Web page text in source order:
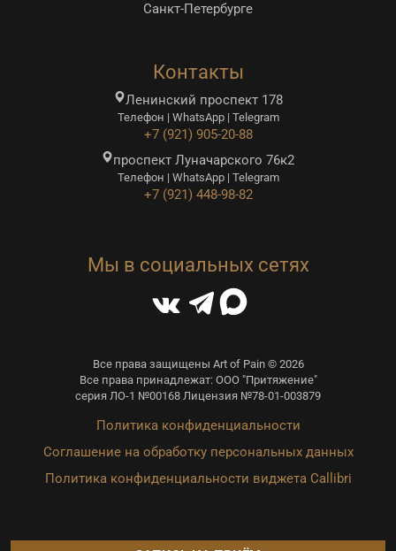
Санкт-Петербурге
Контакты
Ленинский проспект 178
Телефон | WhatsApp | Telegram
+7 (921) 905-20-88
проспект Луначарского 76к2
Телефон | WhatsApp | Telegram
+7 (921) 448-98-82
Мы в социальных сетях
Все права защищены Art of Pain © 2026
Все права принадлежат: ООО "Притяжение"
серия ЛО-1 №00168 Лицензия №78-01-003879
Политика конфиденциальности
Соглашение на обработку персональных данных
Политика конфиденциальности виджета Callibri